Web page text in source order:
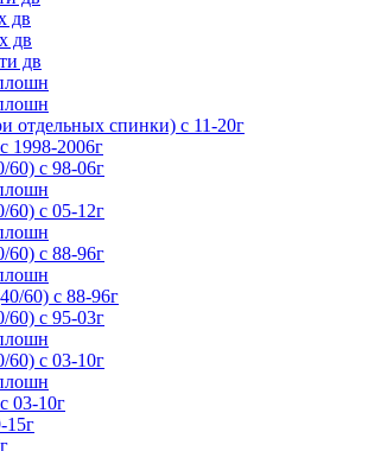
дв
дв
дв
отдельных спинки) с 11-20г
1998-2006г
60) с 98-06г
60) с 05-12г
60) с 88-96г
60) с 88-96г
60) с 95-03г
60) с 03-10г
03-10г
15г